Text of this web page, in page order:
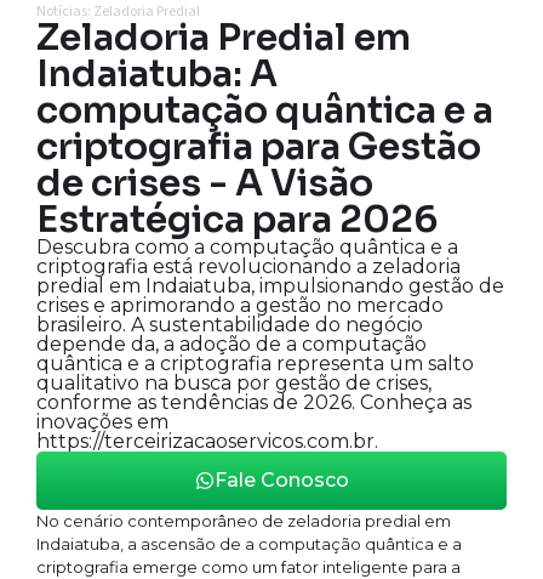
Notícias: Zeladoria Predial
Zeladoria Predial em
Indaiatuba: A
computação quântica e a
criptografia para Gestão
de crises - A Visão
Estratégica para 2026
Descubra como a computação quântica e a
criptografia está revolucionando a zeladoria
predial em Indaiatuba, impulsionando gestão de
crises e aprimorando a gestão no mercado
brasileiro. A sustentabilidade do negócio
depende da, a adoção de a computação
quântica e a criptografia representa um salto
qualitativo na busca por gestão de crises,
conforme as tendências de 2026. Conheça as
inovações em
https://terceirizacaoservicos.com.br.
Fale Conosco
No cenário contemporâneo de zeladoria predial em
Indaiatuba, a ascensão de a computação quântica e a
criptografia emerge como um fator inteligente para a